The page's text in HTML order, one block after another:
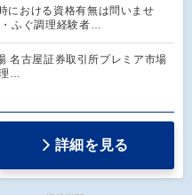
における資格有無は問いませ
ふぐ調理経験者…
名古屋証券取引所プレミア市場
…
詳細を見る